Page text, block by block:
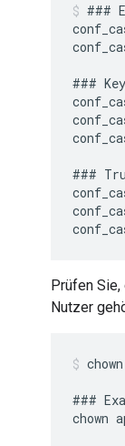
###
###
###
Prüfen
Nutzer
###